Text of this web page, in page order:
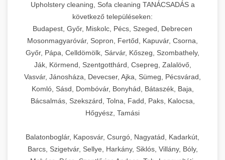
Upholstery cleaning, Sofa cleaning TANÁCSADÁS a
következő településeken:
Budapest, Győr, Miskolc, Pécs, Szeged, Debrecen
Mosonmagyaróvár, Sopron, Fertőd, Kapuvár, Csorna,
Győr, Pápa, Celldömölk, Sárvár, Kőszeg, Szombathely,
Ják, Körmend, Szentgotthárd, Csepreg, Zalalövő,
Vasvár, Jánosháza, Devecser, Ajka, Sümeg, Pécsvárad,
Komló, Sásd, Dombóvár, Bonyhád, Bátaszék, Baja,
Bácsalmás, Szekszárd, Tolna, Fadd, Paks, Kalocsa,
Hőgyész, Tamási
Balatonboglár, Kaposvár, Csurgó, Nagyatád, Kadarkút,
Barcs, Szigetvár, Sellye, Harkány, Siklós, Villány, Bóly,